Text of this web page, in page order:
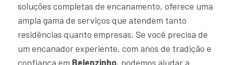
soluções completas de encanamento, oferece uma
ampla gama de serviços que atendem tanto
residências quanto empresas. Se você precisa de
um encanador experiente, com anos de tradição e
confiança em Belenzinho, podemos ajudar a